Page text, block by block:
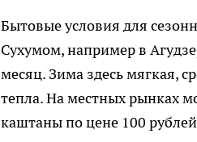
Бытовые условия для
Сухумом, например в
месяц. Зима здесь мягкая,
тепла. На местных рынках
каштаны по цене 100